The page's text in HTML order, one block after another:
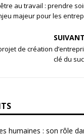
au travail : prendre
majeur pour les
SUIVANT
de création
clé du
humaines : son rôle